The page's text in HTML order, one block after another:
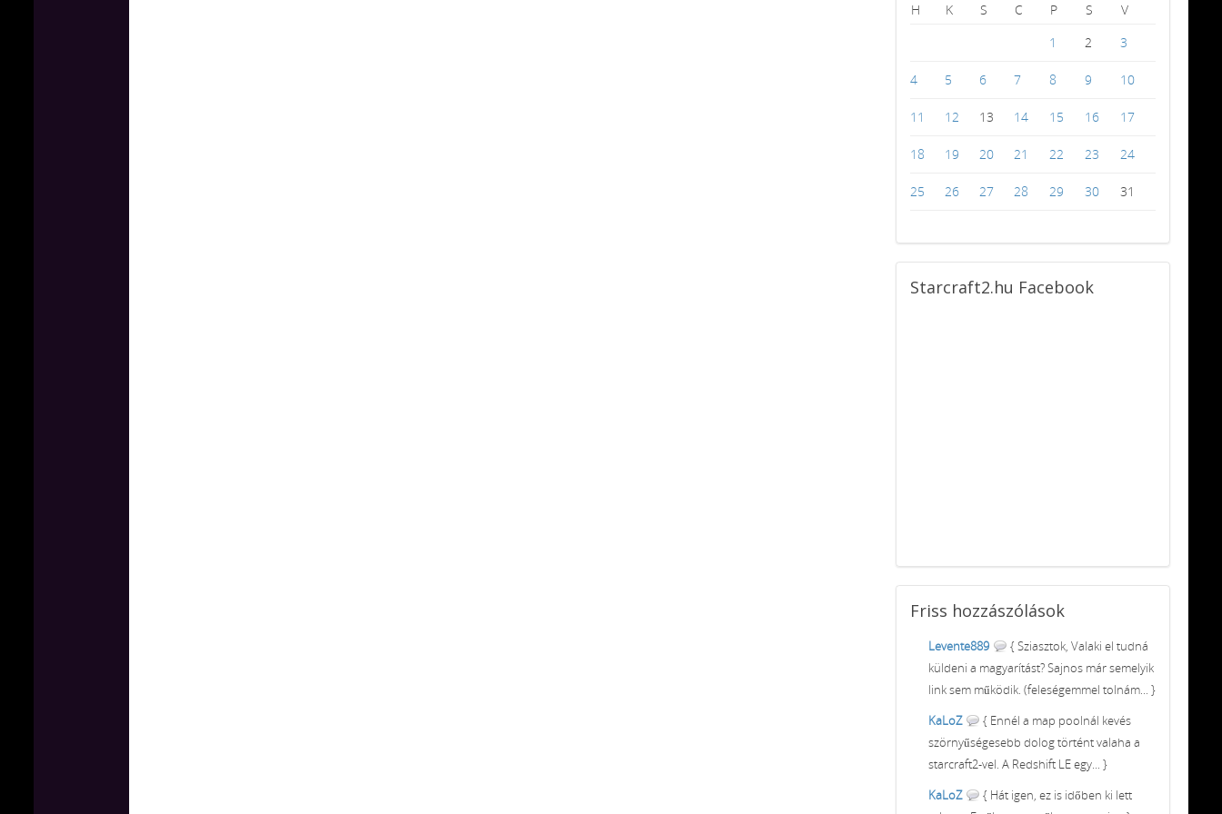
H
K S C P S
V
1
2 3
4 5 6 7 8 9 10
11 12 13 14 15 16 17
18 19 20 21 22 23 24
25 26 27 28 29 30 31
Starcraft2.hu Facebook
Friss hozzászólások
Levente889
{ Sziasztok, Valaki el tudná
küldeni a magyarítást? Sajnos már semelyik
link sem működik. (feleségemmel tolnám... }
KaLoZ
{ Ennél a map poolnál kevés
szörnyűségesebb dolog történt valaha a
starcraft2-vel. A Redshift LE egy... }
KaLoZ
{ Hát igen, ez is időben ki lett